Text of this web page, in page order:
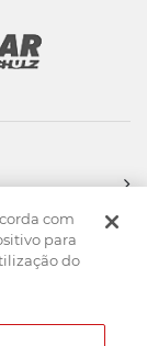
com
para
do